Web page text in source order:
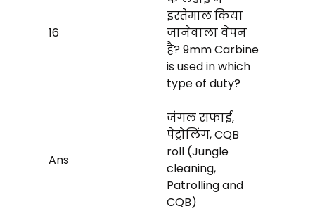
16
इस्तेमाल किया
जानेवाला वेपन
है? 9mm Carbine
is used in which
type of duty?
Ans
जंगल सफाई,
पेट्रोलिंग, CQB
roll (Jungle
cleaning,
Patrolling and
CQB)